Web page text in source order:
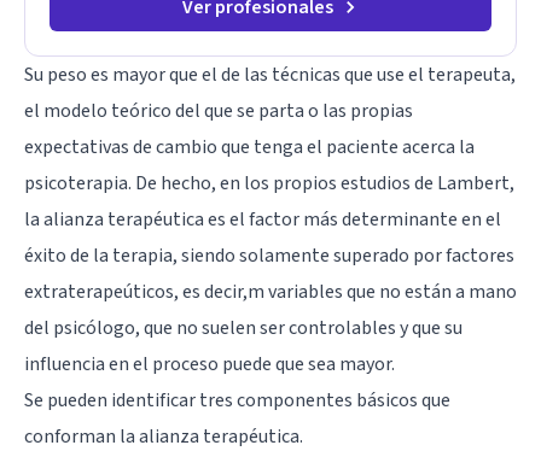
Ver profesionales
Su peso es mayor que el de las técnicas que use el terapeuta,
el modelo teórico del que se parta o las propias
expectativas de cambio que tenga el paciente acerca la
psicoterapia. De hecho, en los propios estudios de Lambert,
la alianza terapéutica es el factor más determinante en el
éxito de la terapia, siendo solamente superado por factores
extraterapeúticos, es decir,m variables que no están a mano
del psicólogo, que no suelen ser controlables y que su
influencia en el proceso puede que sea mayor.
Se pueden identificar tres componentes básicos que
conforman la alianza terapéutica.